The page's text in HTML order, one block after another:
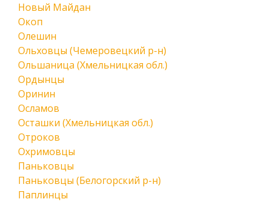
Новый Майдан
Окоп
Олешин
Ольховцы (Чемеровецкий р-н)
Ольшаница (Хмельницкая обл.)
Ордынцы
Оринин
Осламов
Осташки (Хмельницкая обл.)
Отроков
Охримовцы
Паньковцы
Паньковцы (Белогорский р-н)
Паплинцы